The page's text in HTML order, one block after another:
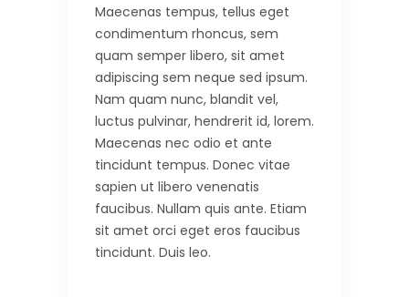
Maecenas tempus, tellus eget
condimentum rhoncus, sem
quam semper libero, sit amet
adipiscing sem neque sed ipsum.
Nam quam nunc, blandit vel,
luctus pulvinar, hendrerit id, lorem.
Maecenas nec odio et ante
tincidunt tempus. Donec vitae
sapien ut libero venenatis
faucibus. Nullam quis ante. Etiam
sit amet orci eget eros faucibus
tincidunt. Duis leo.